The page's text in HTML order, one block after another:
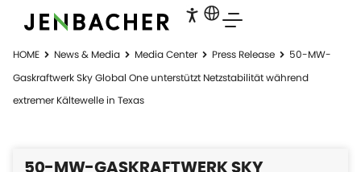
HOME News & Media Media Center Press Release
50-MW-
Gaskraftwerk Sky Global One unterstützt Netzstabilität während
extremer Kältewelle in Texas
50-MW-GASKRAFTWERK SKY